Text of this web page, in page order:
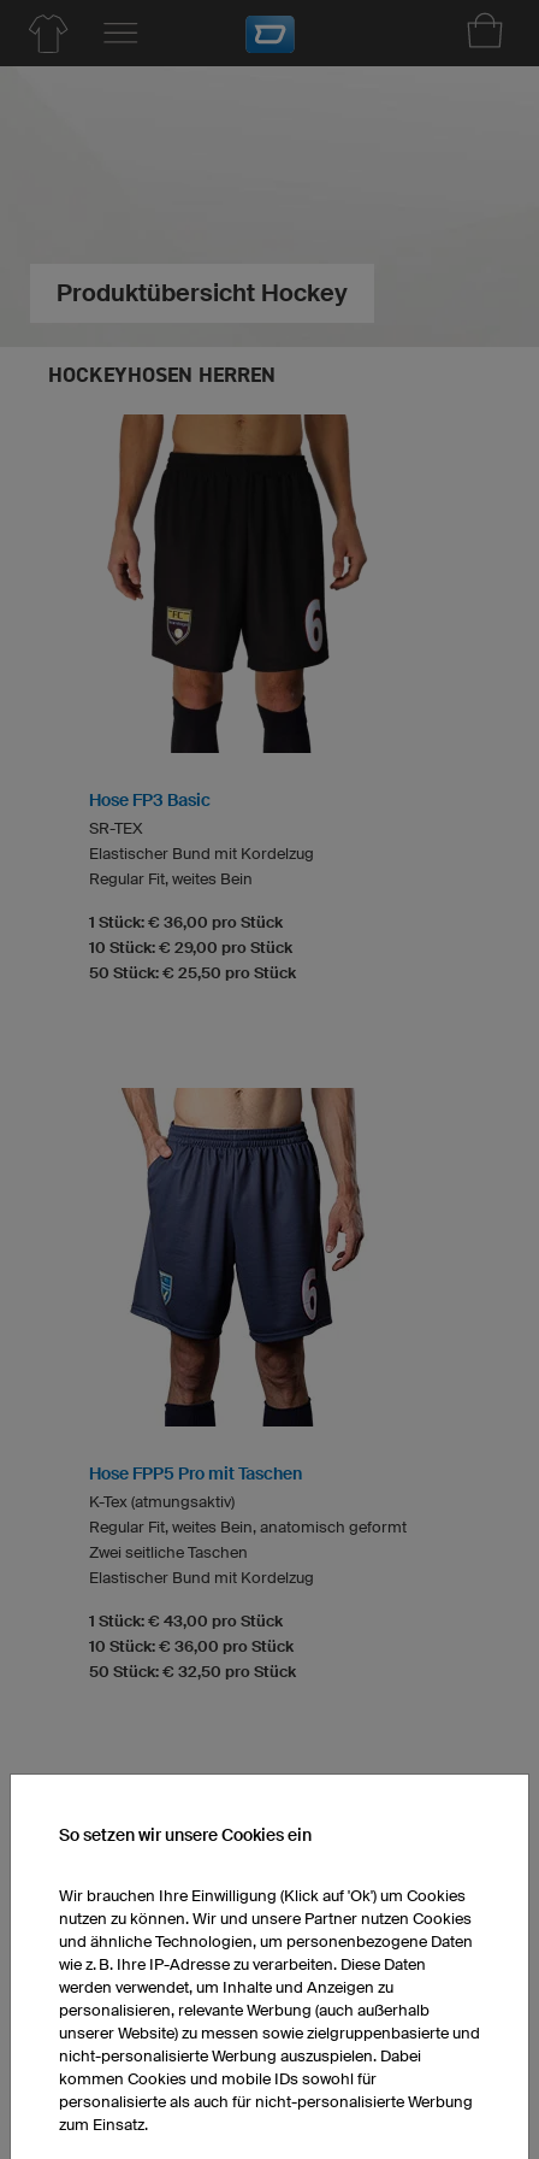
Produktübersicht Hockey
HOCKEYHOSEN HERREN
Hose FP3 Basic
SR-TEX
Elastischer Bund mit Kordelzug
Regular Fit, weites Bein
1 Stück: € 36,00 pro Stück
10 Stück: € 29,00 pro Stück
50 Stück: € 25,50 pro Stück
Hose FPP5 Pro mit Taschen
K-Tex (atmungsaktiv)
Regular Fit, weites Bein, anatomisch geformt
Zwei seitliche Taschen
Elastischer Bund mit Kordelzug
1 Stück: € 43,00 pro Stück
10 Stück: € 36,00 pro Stück
50 Stück: € 32,50 pro Stück
So setzen wir unsere Cookies ein
Wir brauchen Ihre Einwilligung (Klick auf 'Ok') um Cookies
nutzen zu können. Wir und unsere Partner nutzen Cookies
und ähnliche Technologien, um personenbezogene Daten
wie z. B. Ihre IP-Adresse zu verarbeiten. Diese Daten
werden verwendet, um Inhalte und Anzeigen zu
personalisieren, relevante Werbung (auch außerhalb
unserer Website) zu messen sowie zielgruppenbasierte und
nicht-personalisierte Werbung auszuspielen. Dabei
kommen Cookies und mobile IDs sowohl für
personalisierte als auch für nicht-personalisierte Werbung
zum Einsatz.